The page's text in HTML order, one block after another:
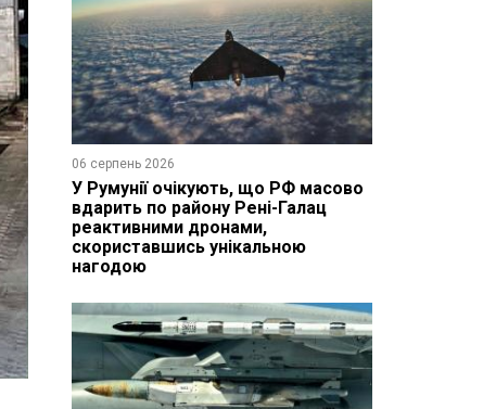
06 серпень 2026
У Румунії очікують, що РФ масово
вдарить по району Рені-Галац
реактивними дронами,
скориставшись унікальною
нагодою